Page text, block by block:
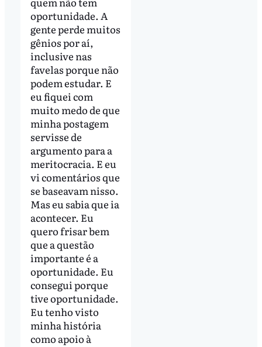
oportunidade. A
gente perde muitos
gênios por aí,
inclusive nas
favelas porque não
podem estudar. E
eu fiquei com
muito medo de que
minha postagem
servisse de
argumento para a
meritocracia. E eu
vi comentários que
se baseavam nisso.
Mas eu sabia que ia
acontecer. Eu
quero frisar bem
que a questão
importante é a
oportunidade. Eu
consegui porque
tive oportunidade.
Eu tenho visto
minha história
como apoio à